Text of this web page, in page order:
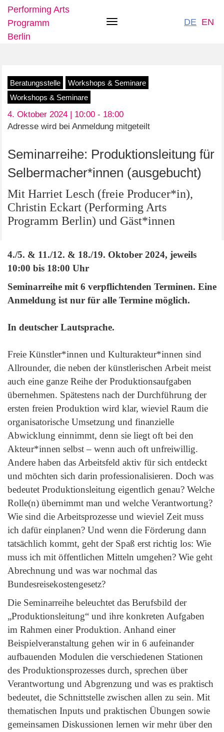
Direkt
zum
Inhalt
Toggle
Performing Arts
Programm
Berlin
DE EN
Beratungsstelle
Workshops & Seminare
Workshops & Seminare
4. Oktober 2024 | 10:00 - 18:00
Adresse wird bei Anmeldung mitgeteilt
Seminarreihe: Produktionsleitung für
Selbermacher*innen (ausgebucht)
Mit Harriet Lesch (freie Producer*in),
Christin Eckart (Performing Arts
Programm Berlin) und Gäst*innen
4./5. & 11./12. & 18./19. Oktober 2024, jeweils
10:00 bis 18:00 Uhr
Seminarreihe mit 6 verpflichtenden Terminen. Eine
Anmeldung ist nur für alle Termine möglich.
In deutscher Lautsprache.
Freie Künstler*innen und Kulturakteur*innen sind
Allrounder, die neben der künstlerischen Arbeit meist
auch eine ganze Reihe der Produktionsaufgaben
übernehmen. Spätestens nach der Durchführung der
ersten freien Produktion wird klar, wieviel Raum die
organisatorische Umsetzung und finanzielle
Abwicklung einnimmt, denn sie liegt oft bei den
Akteur*innen selbst – wenn auch oft unfreiwillig.
Andere haben das Arbeitsfeld aktiv für sich entdeckt
und möchten sich darin professionalisieren. Doch was
bedeutet Produktionsleitung eigentlich genau? Welche
Rolle(n) übernimmt man und welche Verantwortung?
Wie sind die Arbeitsprozesse und wieviel Zeit muss
ich dafür einplanen? Und wenn die Förderung dann
tatsächlich kommt, geht der Spaß erst richtig los: Wie
muss ich mit öffentlichen Mitteln umgehen? Wie geht
Abrechnung und was war nochmal das
Bundesreisekostengesetz?
Die Seminarreihe beleuchtet das Berufsbild der
„Produktionsleitung“ und ihre konkreten Aufgaben
im Rahmen einer Produktion. Anhand einer
Beispielveranstaltung gehen wir in 6 aufeinander
aufbauenden Modulen die verschiedenen Stationen
des Produktionsprozesses durch, sprechen über
Verantwortung und Abgrenzung und was es praktisch
bedeutet, die Schnittstelle zwischen allen zu sein. Mit
thematischen Inputs und praktischen Übungen sowie
gemeinsamen Diskussionen lernen wir mehr über den